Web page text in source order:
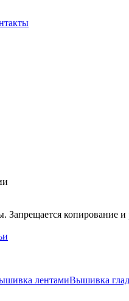
копирование и
лентамиВышивка